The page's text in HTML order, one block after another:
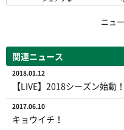
ニュ
関連ニュース
2018.01.12
【LIVE】2018シーズン始動！
2017.06.10
キョウイチ！